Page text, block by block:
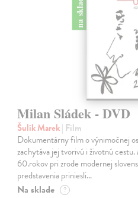
na sklade
Milan Sládek - DVD
Šulík Marek| Film
Dokumentárny film o výnimočnej
zachytáva jej tvorivú i životnú
60.rokov pri zrode modernej
predstavenia priniesli…
Na sklade ?